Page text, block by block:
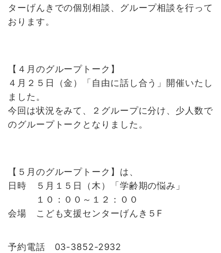
ターげんきでの個別相談、グループ相談を行って
おります。
【４月のグループトーク】
４月２５日（金）「自由に話し合う」開催いたし
ました。
今回は状況をみて、２グループに分け、少人数で
のグループトークとなりました。
【５月のグループトーク】は、
日時 ５月１５日（木）「学齢期の悩み」
１０：００～１２：００
会場 こども支援センターげんき５F
予約電話 03-3852-2932